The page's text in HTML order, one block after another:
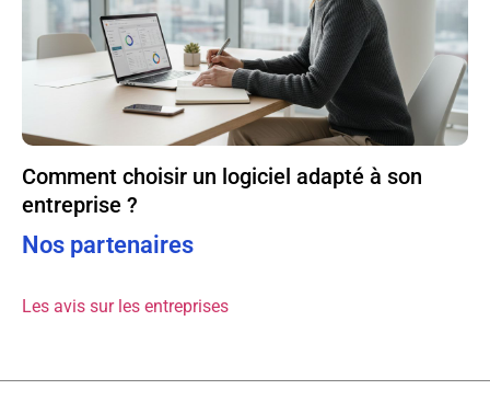
Comment choisir un logiciel adapté à son
entreprise ?
Nos partenaires
Les avis sur les entreprises